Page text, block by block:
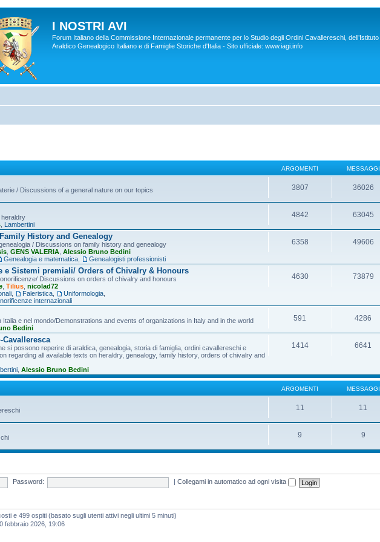
I NOSTRI AVI
Forum Italiano della Commissione Internazionale permanente per lo Studio degli Ordini Cavallereschi, dell’Istituto
Araldico Genealogico Italiano e di Famiglie Storiche d'Italia - Sito ufficiale: www.iagi.info
ARGOMENTI MESSAGGI
/ Discussions of a general nature on our topics
3807 36026
heraldry
Lambertini
4842 63045
History and Genealogy
/ Discussions on family history and genealogy
GENS VALERIA Alessio Bruno Bedini
Genealogia e matematica Genealogisti professionisti
6358 49606
e Sistemi premiali/ Orders of Chivalry & Honours
Discussions on orders of chivalry and honours
Tilius nicolad72
Faleristica Uniformologia
internazionali
4630 73879
e nel mondo/Demonstrations and events of organizations in Italy and in the world
Bedini
591 4286
si possono reperire di araldica, genealogia, storia di famiglia, ordini cavallereschi e
regarding all available texts on heraldry, genealogy, family history, orders of chivalry and
Alessio Bruno Bedini
1414 6641
ARGOMENTI MESSAGGI
11 11
9 9
Password: |Collegami in automatico ad ogni visita
e 499 ospiti (basato sugli utenti attivi negli ultimi 5 minuti)
febbraio 2026, 19:06